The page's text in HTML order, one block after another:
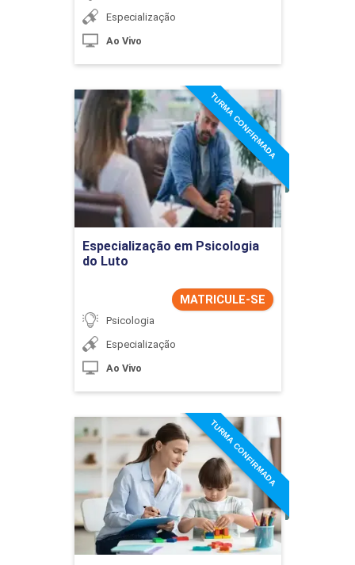
Especialização
Ao Vivo
Especialização em Psicologia
do Luto
TURMA CONFIRMADA
MATRICULE-SE
Psicologia
Especialização
Ao Vivo
Especialização em
Psicologia do Luto
Detalhes do curso
Ir para Inscrição
TURMA CONFIRMADA
Especialização em
Psicologia e O Transtorno
do Espectro do Autismo
Detalhes do curso